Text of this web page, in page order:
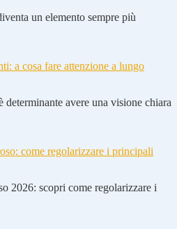
un elemento sempre più
a cosa fare attenzione a lungo
determinante avere una visione chiara
come regolarizzare i principali
2026: scopri come regolarizzare i